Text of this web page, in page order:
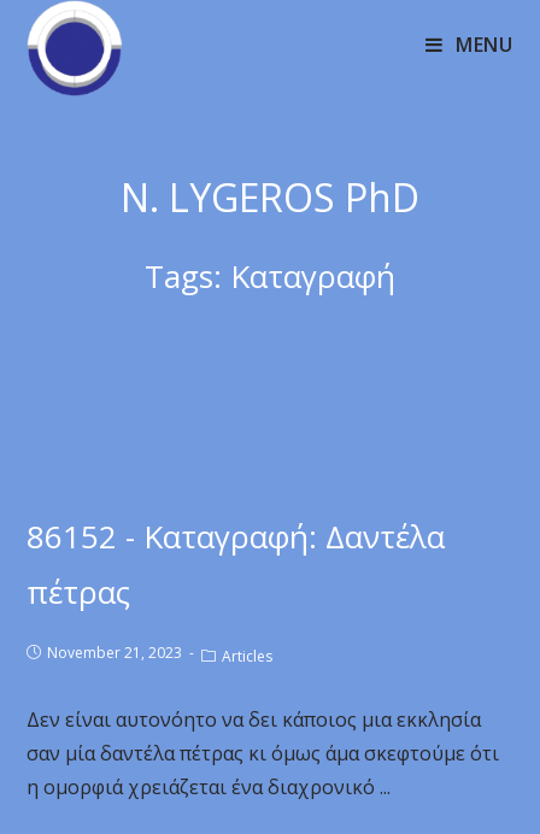
MENU
N. LYGEROS PhD
Tags: Καταγραφή
86152 - Καταγραφή: Δαντέλα
πέτρας
November 21, 2023 Articles
Δεν είναι αυτονόητο να δει κάποιος μια εκκλησία
σαν μία δαντέλα πέτρας κι όμως άμα σκεφτούμε ότι
η ομορφιά χρειάζεται ένα διαχρονικό ...